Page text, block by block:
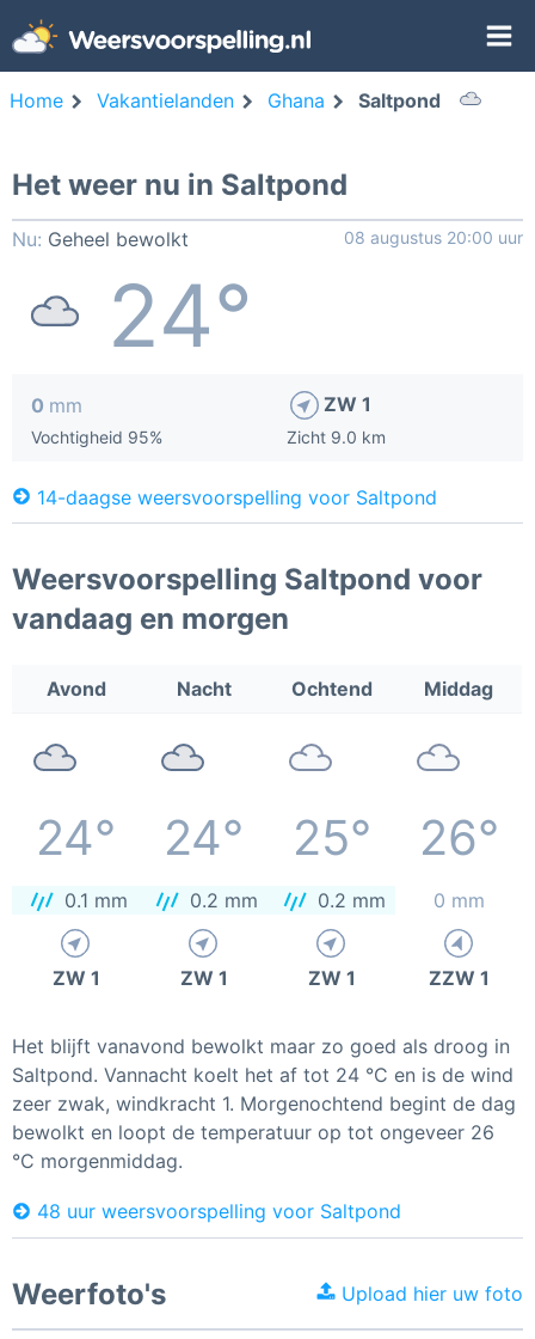
Home Vakantielanden Ghana Saltpond
Het weer nu in Saltpond
Nu: Geheel bewolkt 08 augustus 20:00 uur
24°
0 mm
Vochtigheid 95%
ZW 1
Zicht 9.0 km
14-daagse weersvoorspelling voor Saltpond
Weersvoorspelling Saltpond voor
vandaag en morgen
Avond Nacht Ochtend Middag
24° 24° 25° 26°
0.1 mm 0.2 mm 0.2 mm 0 mm
ZW 1 ZW 1 ZW 1 ZZW 1
Het blijft vanavond bewolkt maar zo goed als droog in
Saltpond. Vannacht koelt het af tot 24 °C en is de wind
zeer zwak, windkracht 1. Morgenochtend begint de dag
bewolkt en loopt de temperatuur op tot ongeveer 26
°C morgenmiddag.
48 uur weersvoorspelling voor Saltpond
Weerfoto's Upload hier uw foto